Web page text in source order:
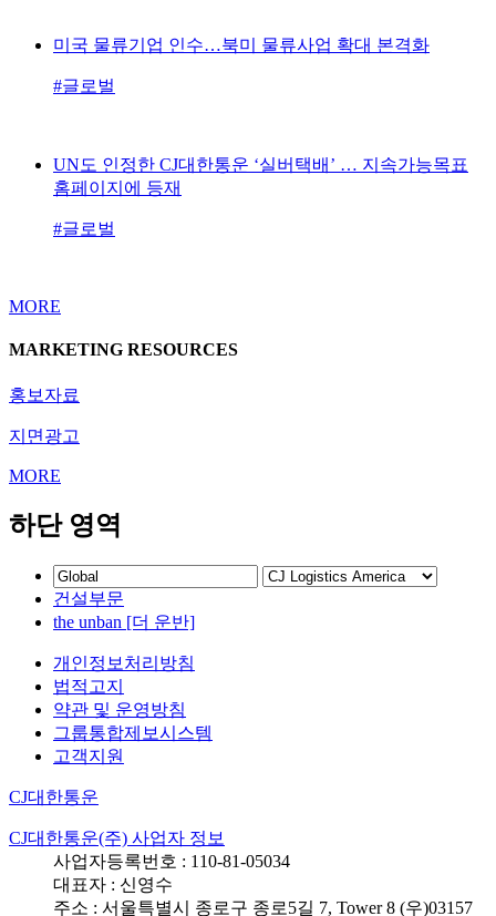
미국 물류기업 인수…북미 물류사업 확대 본격화
#글로벌
UN도 인정한 CJ대한통운 ‘실버택배’ … 지속가능목표
홈페이지에 등재
#글로벌
MORE
MARKETING RESOURCES
홍보자료
지면광고
MORE
하단 영역
건설부문
the unban [더 운반]
개인정보처리방침
법적고지
약관 및 운영방침
그룹통합제보시스템
고객지원
CJ대한통운
CJ대한통운(주) 사업자 정보
사업자등록번호 : 110-81-05034
대표자 : 신영수
주소 : 서울특별시 종로구 종로5길 7, Tower 8 (우)03157